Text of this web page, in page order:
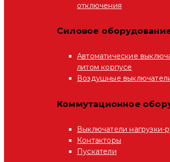
отключения
Силовое
Автоматические
литом корпусе
Воздушные
Коммутационное
Выключатели нагрузки-
Контакторы
Пускатели